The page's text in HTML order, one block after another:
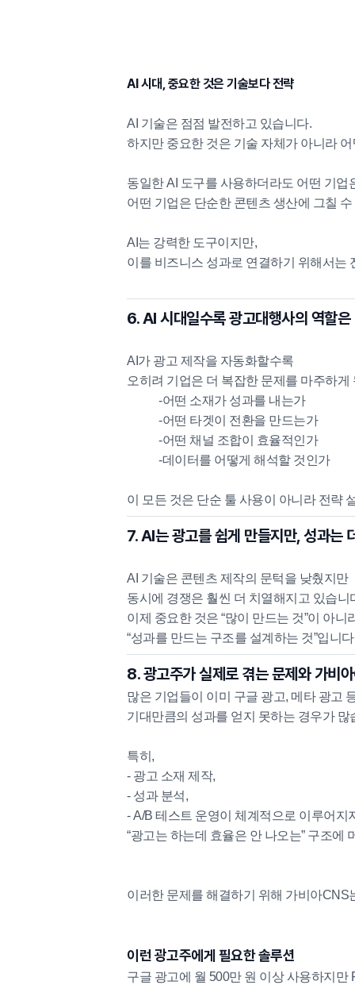
AI 시대, 중요한 것은 기술보다 전략
AI 기술은 점점 발전하고 있습니다.
하지만 중요한 것은 기술 자체가 아니라
동일한 AI 도구를 사용하더라도 어떤 기업
어떤 기업은 단순한 콘텐츠 생산에 그칠
AI는 강력한 도구이지만,
이를 비즈니스 성과로 연결하기 위해서는
6. AI 시대일수록 광고대행사의 역할은
AI가 광고 제작을 자동화할수록
오히려 기업은 더 복잡한 문제를 마주하게
-어떤 소재가 성과를 내는가
-어떤 타겟이 전환을 만드는가
-어떤 채널 조합이 효율적인가
-데이터를 어떻게 해석할 것인가
이 모든 것은 단순 툴 사용이 아니라 전략
7. AI는 광고를 쉽게 만들지만, 성과는
AI 기술은 콘텐츠 제작의 문턱을 낮췄지만
동시에 경쟁은 훨씬 더 치열해지고 있습니
이제 중요한 것은 “많이 만드는 것”이 아니
“성과를 만드는 구조를 설계하는 것”입니
8. 광고주가 실제로 겪는 문제와 가비
많은 기업들이 이미 구글 광고, 메타 광고
기대만큼의 성과를 얻지 못하는 경우가 많
특히,
- 광고 소재 제작,
- 성과 분석,
- A/B 테스트 운영이 체계적으로 이루어지
“광고는 하는데 효율은 안 나오는” 구조에
이러한 문제를 해결하기 위해 가비아CNS
이런 광고주에게 필요한 솔루션
구글 광고에 월 500만 원 이상 사용하지만